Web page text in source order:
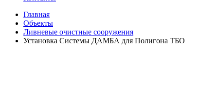
Главная
Объекты
Ливневые очистные сооружения
Установка Системы ДАМБА для Полигона ТБО